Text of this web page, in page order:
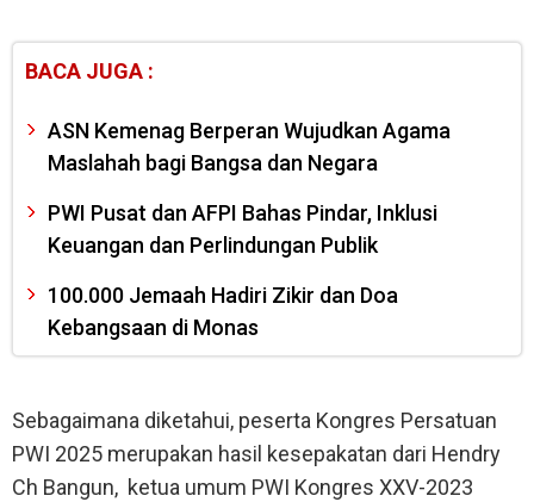
BACA JUGA :
ASN Kemenag Berperan Wujudkan Agama
Maslahah bagi Bangsa dan Negara
PWI Pusat dan AFPI Bahas Pindar, Inklusi
Keuangan dan Perlindungan Publik
100.000 Jemaah Hadiri Zikir dan Doa
Kebangsaan di Monas
Sebagaimana diketahui, peserta Kongres Persatuan
PWI 2025 merupakan hasil kesepakatan dari Hendry
Ch Bangun, ketua umum PWI Kongres XXV-2023